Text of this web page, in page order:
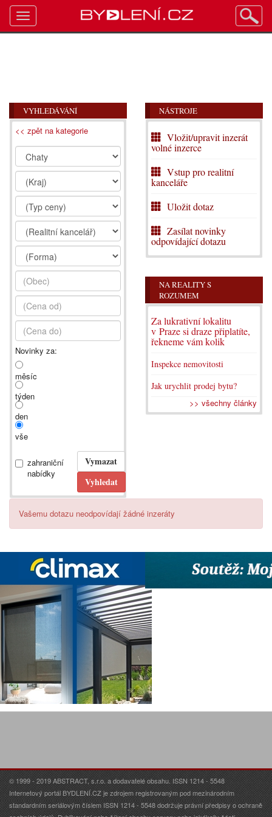
VYHLEDÁVÁNÍ
<< zpět na kategorie
Novinky za:
měsíc
týden
den
vše
zahraniční
nabídky
NÁSTROJE
Vložit/upravit inzerát
volné inzerce
Vstup pro realitní
kanceláře
Uložit dotaz
Zasílat novinky
odpovídající dotazu
NA REALITY S
ROZUMEM
Za lukrativní lokalitu
v Praze si draze připlatíte,
řekneme vám kolik
Inspekce nemovitosti
Jak urychlit prodej bytu?
>> všechny články
Vašemu dotazu neodpovídají žádné inzeráty
Toggle
navigation
© 1999 - 2019 ABSTRACT, s.r.o. a dodavatelé obsahu. ISSN 1214 - 5548
Internetový portál BYDLENÍ.CZ je zdrojem registrovaným pod mezinárodním
standardním seriálovým číslem ISSN 1214 - 5548 dodržuje právní předpisy o ochraně